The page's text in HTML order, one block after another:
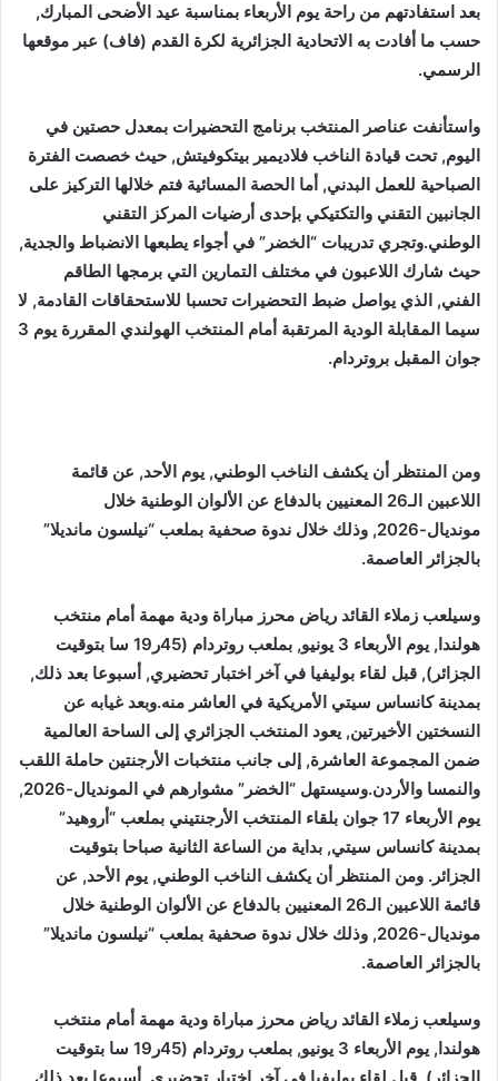
بعد استفادتهم من راحة يوم الأربعاء بمناسبة عيد الأضحى المبارك,
حسب ما أفادت به الاتحادية الجزائرية لكرة القدم (فاف) عبر موقعها
الرسمي.
واستأنفت عناصر المنتخب برنامج التحضيرات بمعدل حصتين في
اليوم, تحت قيادة الناخب فلاديمير بيتكوفيتش, حيث خصصت الفترة
الصباحية للعمل البدني, أما الحصة المسائية فتم خلالها التركيز على
الجانبين التقني والتكتيكي بإحدى أرضيات المركز التقني
الوطني.وتجري تدريبات “الخضر” في أجواء يطبعها الانضباط والجدية,
حيث شارك اللاعبون في مختلف التمارين التي برمجها الطاقم
الفني, الذي يواصل ضبط التحضيرات تحسبا للاستحقاقات القادمة, لا
سيما المقابلة الودية المرتقبة أمام المنتخب الهولندي المقررة يوم 3
جوان المقبل بروتردام.
ومن المنتظر أن يكشف الناخب الوطني, يوم الأحد, عن قائمة
اللاعبين الـ26 المعنيين بالدفاع عن الألوان الوطنية خلال
مونديال-2026, وذلك خلال ندوة صحفية بملعب “نيلسون مانديلا”
بالجزائر العاصمة.
وسيلعب زملاء القائد رياض محرز مباراة ودية مهمة أمام منتخب
هولندا, يوم الأربعاء 3 يونيو, بملعب روتردام (45ر19 سا بتوقيت
الجزائر), قبل لقاء بوليفيا في آخر اختبار تحضيري, أسبوعا بعد ذلك,
بمدينة كانساس سيتي الأمريكية في العاشر منه.وبعد غيابه عن
النسختين الأخيرتين, يعود المنتخب الجزائري إلى الساحة العالمية
ضمن المجموعة العاشرة, إلى جانب منتخبات الأرجنتين حاملة اللقب
والنمسا والأردن.وسيستهل “الخضر” مشوارهم في المونديال-2026,
يوم الأربعاء 17 جوان بلقاء المنتخب الأرجنتيني بملعب “أروهيد”
بمدينة كانساس سيتي, بداية من الساعة الثانية صباحا بتوقيت
الجزائر. ومن المنتظر أن يكشف الناخب الوطني, يوم الأحد, عن
قائمة اللاعبين الـ26 المعنيين بالدفاع عن الألوان الوطنية خلال
مونديال-2026, وذلك خلال ندوة صحفية بملعب “نيلسون مانديلا”
بالجزائر العاصمة.
وسيلعب زملاء القائد رياض محرز مباراة ودية مهمة أمام منتخب
هولندا, يوم الأربعاء 3 يونيو, بملعب روتردام (45ر19 سا بتوقيت